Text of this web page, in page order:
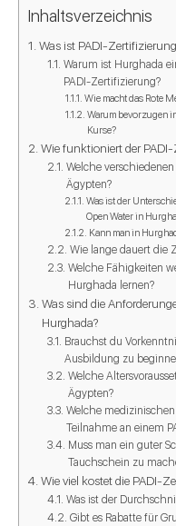
Inhaltsverzeichnis
Was ist PADI-
Warum ist Hurghada
PADI-Zertifizierung?
Wie macht das Rote
Warum bevorzugen
Kurse?
Wie funktioniert der
Welche
Ägypten?
Was ist der
Open Water in
Kann man in
Wie lange dauert die
Welche Fähigkeiten
Hurghada lernen?
Was sind die
Hurghada?
Brauchst du
Ausbildung zu
Welche
Ägypten?
Welche
Teilnahme an einem
Muss man ein guter
Tauchschein zu
Wie viel kostet die PADI-
Was ist der
Gibt es Rabatte für